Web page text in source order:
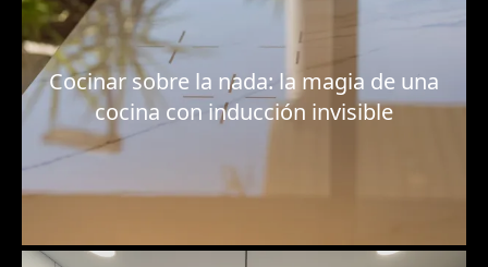
Cocinar sobre la nada: la magia de una
cocina con inducción invisible